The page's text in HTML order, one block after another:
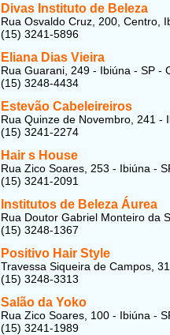
Divas Instituto de Beleza
Rua Osvaldo Cruz, 200, Centro,
(15) 3241-5896
Eliana Dias Vieira
Rua Guarani, 249 - Ibiúna - SP -
(15) 3248-4434
Estevão Cabeleireiros
Rua Quinze de Novembro, 241 -
(15) 3241-2274
Hair s House
Rua Zico Soares, 253 - Ibiúna -
(15) 3241-2091
Institutos de Beleza Áurea
Rua Doutor Gabriel Monteiro da
(15) 3248-1367
Positivo Hair Style
Travessa Siqueira de Campos,
(15) 3248-3313
Salão da Yoko
Rua Zico Soares, 100 - Ibiúna -
(15) 3241-1989